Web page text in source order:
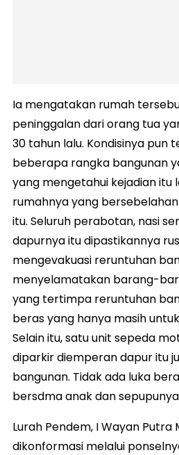
Ia mengatakan rumah
peninggalan dari orang tua
30 tahun lalu. Kondisinya pun
beberapa rangka bangunan
yang mengetahui kejadian itu
rumahnya yang
itu. Seluruh perabotan, nasi
dapurnya itu dipastikannya
mengevakuasi reruntuhan
menyelamatakan barang-
yang tertimpa reruntuhan
beras yang hanya masih
Selain itu, satu unit sepeda
diparkir diemperan dapur itu
bangunan. Tidak ada luka
bersdma anak dan
Lurah Pendem, I Wayan Putra
dikonformasi melalui